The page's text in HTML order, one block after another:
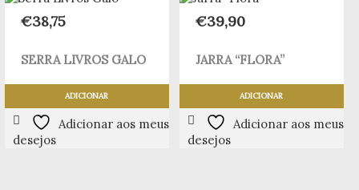
€38,75
SERRA LIVROS GALO
ADICIONAR
Adicionar aos meus
desejos
€39,90
JARRA “FLORA”
ADICIONAR
Adicionar aos meus
desejos